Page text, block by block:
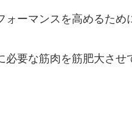
ォーマンスを高めるため
必要な筋肉を筋肥大させ